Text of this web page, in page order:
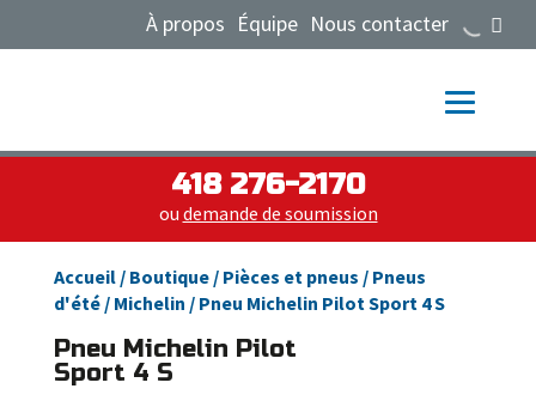
À propos Équipe Nous contacter
418 276-2170
ou demande de soumission
Accueil/ Boutique/ Pièces et pneus / Pneus
d'été/ Michelin / Pneu Michelin Pilot Sport 4 S
Pneu Michelin Pilot
Sport 4 S